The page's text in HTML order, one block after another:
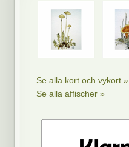
Se alla kort och vykort »
Se alla affischer »